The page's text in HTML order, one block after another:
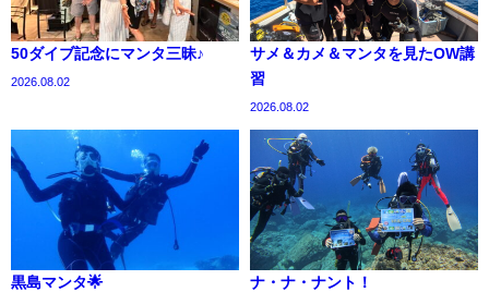
50ダイブ記念にマンタ三昧♪
2026.08.02
サメ＆カメ＆マンタを見たOW講
習
2026.08.02
黒島マンタ🌟 ナ・ナ・ナント！